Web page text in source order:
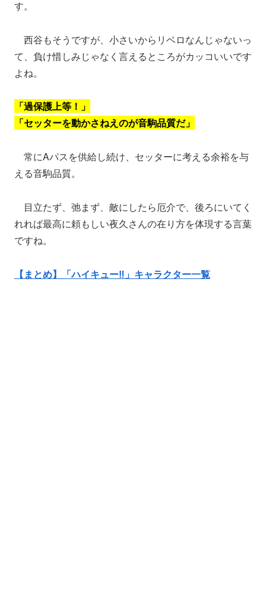
す。
西谷もそうですが、小さいからリベロなんじゃないっ
て、負け惜しみじゃなく言えるところがカッコいいです
よね。
「過保護上等！」
「セッターを動かさねえのが音駒品質だ」
常にAパスを供給し続け、セッターに考える余裕を与
える音駒品質。
目立たず、弛まず、敵にしたら厄介で、後ろにいてく
れれば最高に頼もしい夜久さんの在り方を体現する言葉
ですね。
【まとめ】「ハイキュー‼」キャラクター一覧